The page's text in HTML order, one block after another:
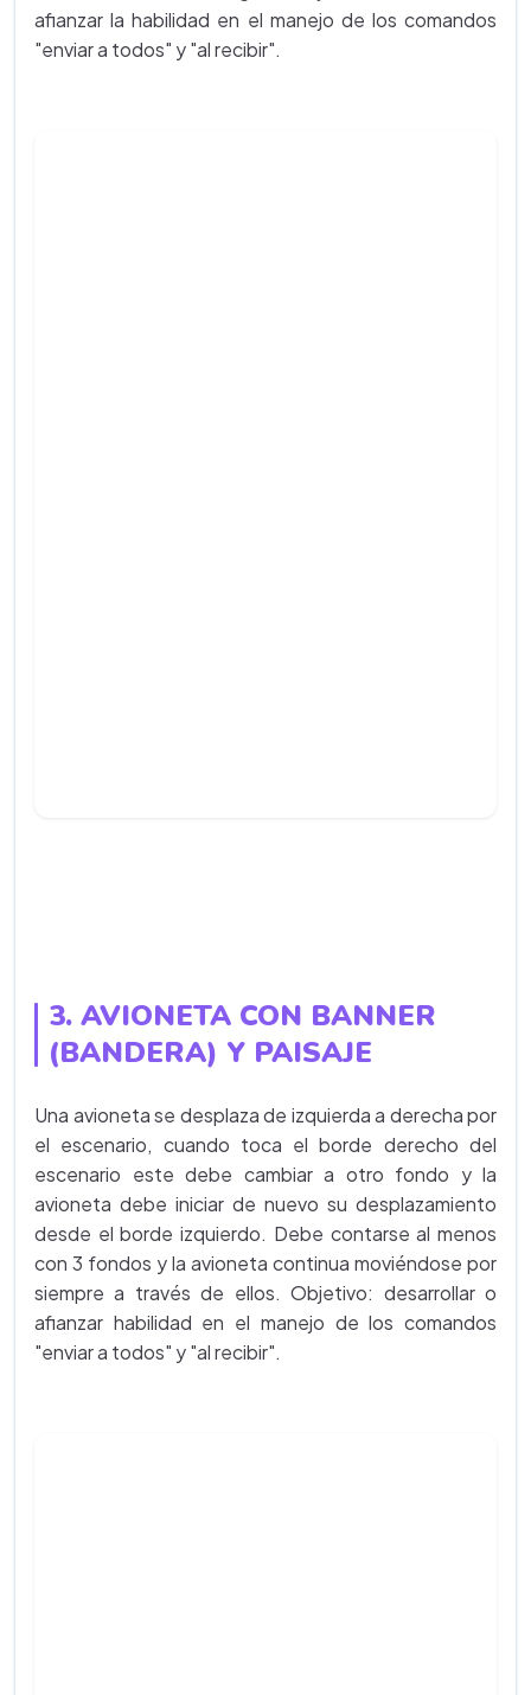
afianzar la habilidad en el manejo de los comandos
"enviar a todos" y "al recibir".
3. AVIONETA CON BANNER
(BANDERA) Y PAISAJE
Una avioneta se desplaza de izquierda a derecha por
el escenario, cuando toca el borde derecho del
escenario este debe cambiar a otro fondo y la
avioneta debe iniciar de nuevo su desplazamiento
desde el borde izquierdo. Debe contarse al menos
con 3 fondos y la avioneta continua moviéndose por
siempre a través de ellos. Objetivo: desarrollar o
afianzar habilidad en el manejo de los comandos
"enviar a todos" y "al recibir".